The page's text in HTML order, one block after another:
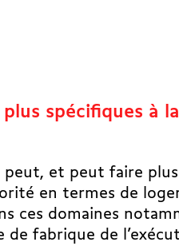
spécifiques à
peut, et peut faire
en termes de
ces domaines
fabrique de